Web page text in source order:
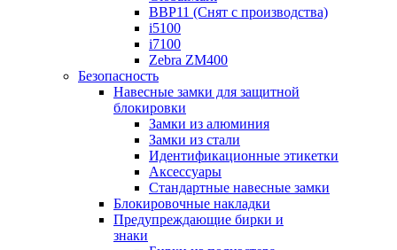
BBP11 (Снят с производства)
i5100
i7100
Zebra ZM400
Безопасность
Навесные замки для защитной
блокировки
Замки из алюминия
Замки из стали
Идентификационные этикетки
Аксессуары
Стандартные навесные замки
Блокировочные накладки
Предупреждающие бирки и
знаки